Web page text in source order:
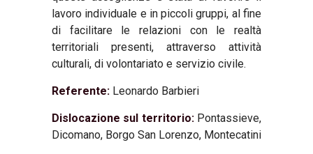
lavoro individuale e in piccoli gruppi, al fine
di facilitare le relazioni con le realtà
territoriali presenti, attraverso attività
culturali, di volontariato e servizio civile.
Referente: Leonardo Barbieri
Dislocazione sul territorio:Pontassieve,
Dicomano, Borgo San Lorenzo, Montecatini